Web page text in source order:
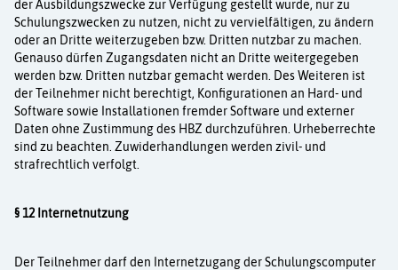
der Ausbildungszwecke zur Verfügung gestellt wurde, nur zu
Schulungszwecken zu nutzen, nicht zu vervielfältigen, zu ändern
oder an Dritte weiterzugeben bzw. Dritten nutzbar zu machen.
Genauso dürfen Zugangsdaten nicht an Dritte weitergegeben
werden bzw. Dritten nutzbar gemacht werden. Des Weiteren ist
der Teilnehmer nicht berechtigt, Konfigurationen an Hard- und
Software sowie Installationen fremder Software und externer
Daten ohne Zustimmung des HBZ durch­zuführen. Urheberrechte
sind zu beachten. Zuwiderhandlungen werden zivil- und
strafrecht­lich verfolgt.
§ 12 Internetnutzung
Der Teilnehmer darf den Internetzugang der Schulungscomputer